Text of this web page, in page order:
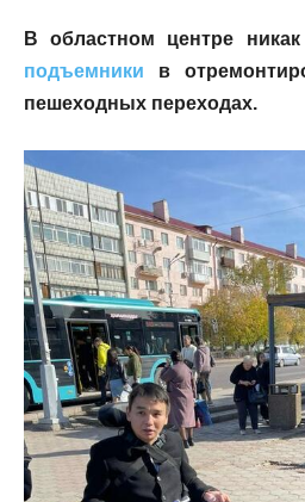
В областном центре
подъемники в
пешеходных переходах.